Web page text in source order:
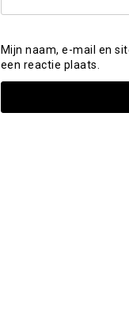
Mijn naam, e-mail en
een reactie plaats.